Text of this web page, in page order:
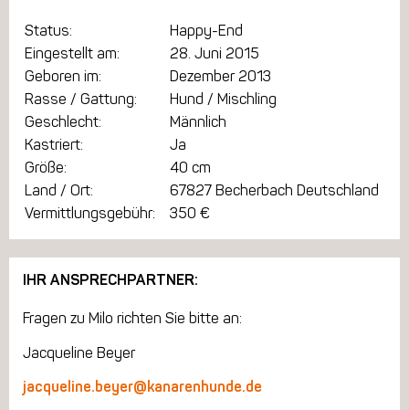
Status:
Happy-End
Eingestellt am:
28. Juni 2015
Geboren im:
Dezember 2013
Rasse / Gattung:
Hund / Mischling
Geschlecht:
Männlich
Kastriert:
Ja
Größe:
40 cm
Land / Ort:
67827 Becherbach Deutschland
Vermittlungsgebühr:
350 €
IHR ANSPRECHPARTNER:
Fragen zu Milo richten Sie bitte an:
Jacqueline Beyer
jacqueline.beyer@kanarenhunde.de